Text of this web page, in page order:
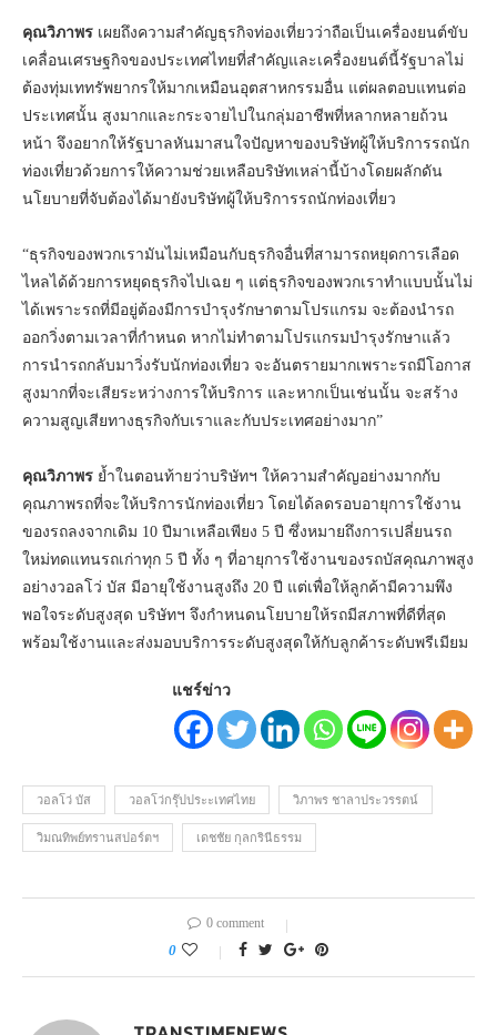
คุณวิภาพร เผยถึงความสำคัญธุรกิจท่องเที่ยวว่าถือเป็นเครื่องยนต์ขับ
เคลื่อนเศรษฐกิจของประเทศไทยที่สำคัญและเครื่องยนต์นี้รัฐบาลไม่
ต้องทุ่มเททรัพยากรให้มากเหมือนอุตสาหกรรมอื่น แต่ผลตอบแทนต่อ
ประเทศนั้น สูงมากและกระจายไปในกลุ่มอาชีพที่หลากหลายถ้วน
หน้า จึงอยากให้รัฐบาลหันมาสนใจปัญหาของบริษัทผู้ให้บริการรถนัก
ท่องเที่ยวด้วยการให้ความช่วยเหลือบริษัทเหล่านี้บ้างโดยผลักดัน
นโยบายที่จับต้องได้มายังบริษัทผู้ให้บริการรถนักท่องเที่ยว
“ธุรกิจของพวกเรามันไม่เหมือนกับธุรกิจอื่นที่สามารถหยุดการเลือด
ไหลได้ด้วยการหยุดธุรกิจไปเฉย ๆ แต่ธุรกิจของพวกเราทำแบบนั้นไม่
ได้เพราะรถที่มีอยู่ต้องมีการบำรุงรักษาตามโปรแกรม จะต้องนำรถ
ออกวิ่งตามเวลาที่กำหนด หากไม่ทำตามโปรแกรมบำรุงรักษาแล้ว
การนำรถกลับมาวิ่งรับนักท่องเที่ยว จะอันตรายมากเพราะรถมีโอกาส
สูงมากที่จะเสียระหว่างการให้บริการ และหากเป็นเช่นนั้น จะสร้าง
ความสูญเสียทางธุรกิจกับเราและกับประเทศอย่างมาก”
คุณวิภาพร ย้ำในตอนท้ายว่าบริษัทฯ ให้ความสำคัญอย่างมากกับ
คุณภาพรถที่จะให้บริการนักท่องเที่ยว โดยได้ลดรอบอายุการใช้งาน
ของรถลงจากเดิม 10 ปีมาเหลือเพียง 5 ปี ซึ่งหมายถึงการเปลี่ยนรถ
ใหม่ทดแทนรถเก่าทุก 5 ปี ทั้ง ๆ ที่อายุการใช้งานของรถบัสคุณภาพสูง
อย่างวอลโว่ บัส มีอายุใช้งานสูงถึง 20 ปี แต่เพื่อให้ลูกค้ามีความพึง
พอใจระดับสูงสุด บริษัทฯ จึงกำหนดนโยบายให้รถมีสภาพที่ดีที่สุด
พร้อมใช้งานและส่งมอบบริการระดับสูงสุดให้กับลูกค้าระดับพรีเมียม
แชร์ข่าว
วอลโว่ บัส วอลโว่กรุ๊ปประะเทศไทย วิภาพร ชาลาประวรรตน์
วิมณทิพย์ทรานสปอร์ตฯ เดชชัย กุลกรินีธรรม
0 comment
0